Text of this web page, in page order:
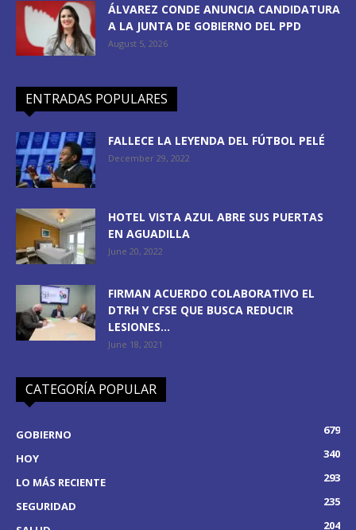
ÁLVAREZ CONDE ANUNCIA CANDIDATURA
A LA JUNTA DE GOBIERNO DEL PPD
August 5, 2026
ENTRADAS POPULARES
FALLECE LA LEYENDA DEL FÚTBOL PELÉ
December 29, 2022
HOTEL VISTA AZUL ABRE SUS PUERTAS
EN AGUADILLA
June 20, 2022
FIRMAN ACUERDO COLABORATIVO EL
DTRH Y CFSE QUE BUSCA REDUCIR
LESIONES...
June 18, 2021
CATEGORÍA POPULAR
GOBIERNO
679
HOY
340
LO MÁS RECIENTE
293
SEGURIDAD
235
204